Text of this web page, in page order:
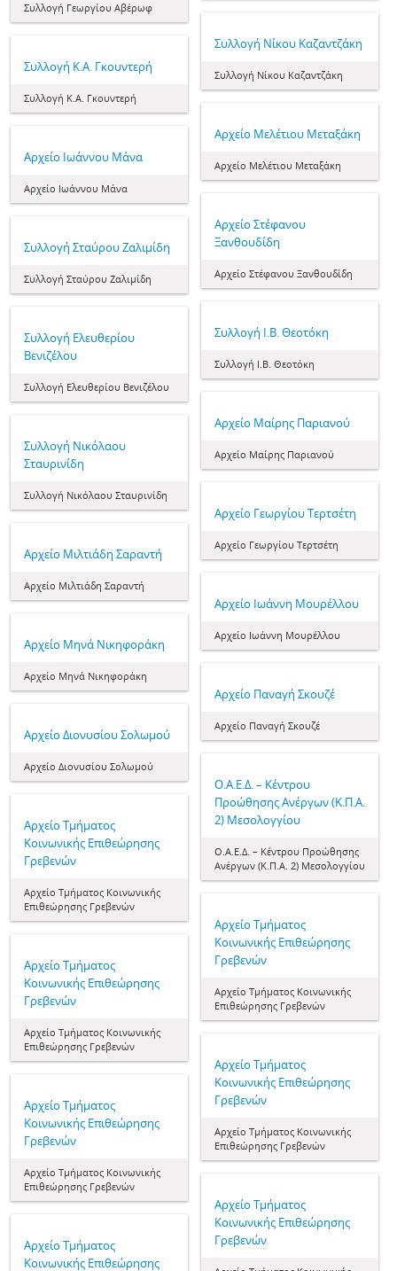
Συλλογή Γεωργίου Αβέρωφ
Συλλογή Νίκου Καζαντζάκη
Συλλογή Νίκου Καζαντζάκη
Συλλογή Κ.Α. Γκουντερή
Συλλογή Κ.Α. Γκουντερή
Αρχείο Μελέτιου Μεταξάκη
Αρχείο Μελέτιου Μεταξάκη
Αρχείο Ιωάννου Μάνα
Αρχείο Ιωάννου Μάνα
Αρχείο Στέφανου
Ξανθουδίδη
Αρχείο Στέφανου Ξανθουδίδη
Συλλογή Σταύρου Ζαλιμίδη
Συλλογή Σταύρου Ζαλιμίδη
Συλλογή Ι.Β. Θεοτόκη
Συλλογή Ι.Β. Θεοτόκη
Συλλογή Ελευθερίου
Βενιζέλου
Συλλογή Ελευθερίου Βενιζέλου
Αρχείο Μαίρης Παριανού
Αρχείο Μαίρης Παριανού
Συλλογή Νικόλαου
Σταυρινίδη
Συλλογή Νικόλαου Σταυρινίδη
Αρχείο Γεωργίου Τερτσέτη
Αρχείο Γεωργίου Τερτσέτη
Αρχείο Μιλτιάδη Σαραντή
Αρχείο Μιλτιάδη Σαραντή
Αρχείο Ιωάννη Μουρέλλου
Αρχείο Ιωάννη Μουρέλλου
Αρχείο Μηνά Νικηφοράκη
Αρχείο Μηνά Νικηφοράκη
Αρχείο Παναγή Σκουζέ
Αρχείο Παναγή Σκουζέ
Αρχείο Διονυσίου Σολωμού
Αρχείο Διονυσίου Σολωμού
Ο.Α.Ε.Δ. – Κέντρου
Προώθησης Ανέργων (Κ.Π.Α.
2) Μεσολογγίου
Ο.Α.Ε.Δ. – Κέντρου Προώθησης
Ανέργων (Κ.Π.Α. 2) Μεσολογγίου
Αρχείο Τμήματος
Κοινωνικής Επιθεώρησης
Γρεβενών
Αρχείο Τμήματος Κοινωνικής
Επιθεώρησης Γρεβενών
Αρχείο Τμήματος
Κοινωνικής Επιθεώρησης
Γρεβενών
Αρχείο Τμήματος Κοινωνικής
Επιθεώρησης Γρεβενών
Αρχείο Τμήματος
Κοινωνικής Επιθεώρησης
Γρεβενών
Αρχείο Τμήματος Κοινωνικής
Επιθεώρησης Γρεβενών
Αρχείο Τμήματος
Κοινωνικής Επιθεώρησης
Γρεβενών
Αρχείο Τμήματος Κοινωνικής
Επιθεώρησης Γρεβενών
Αρχείο Τμήματος
Κοινωνικής Επιθεώρησης
Γρεβενών
Αρχείο Τμήματος Κοινωνικής
Επιθεώρησης Γρεβενών
Αρχείο Τμήματος
Κοινωνικής Επιθεώρησης
Γρεβενών
Αρχείο Τμήματος
Κοινωνικής Επιθεώρησης